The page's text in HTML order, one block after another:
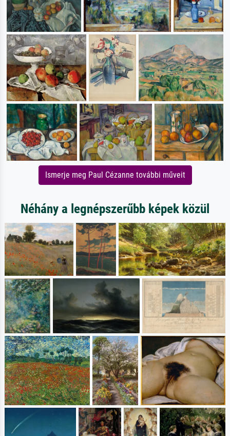
Ismerje meg Paul Cézanne további műveit
Néhány a legnépszerűbb képek közül